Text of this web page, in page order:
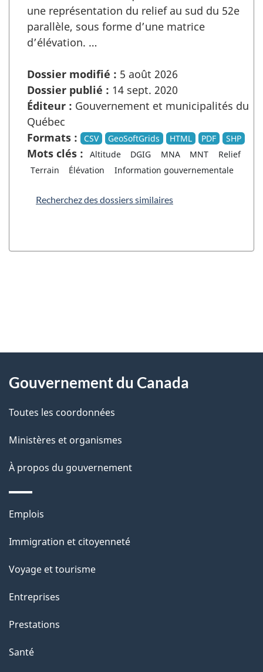
une représentation du relief au sud du 52e
parallèle, sous forme d’une matrice
d’élévation. …
Dossier modifié : 5 août 2026
Dossier publié : 14 sept. 2020
Éditeur : Gouvernement et municipalités du
Québec
Formats :
CSV GeoSoftGrids HTML PDF SHP
Mots clés : Altitude DGIG MNA MNT
Relief
Terrain
Élévation Information gouvernementale
Recherchez des dossiers similaires
D
t
a
l
s
l
a
a
g
"
propos
ce
site
Gouvernement du Canada
Toutes les coordonnées
Ministères et organismes
À propos du gouvernement
Thèmes
sujets
Emplois
Immigration et citoyenneté
Voyage et tourisme
Entreprises
Prestations
Santé